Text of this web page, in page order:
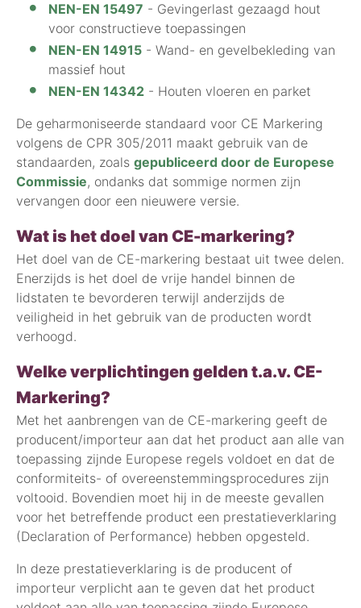
NEN-EN 15497 - Gevingerlast gezaagd hout
voor constructieve toepassingen
NEN-EN 14915 - Wand- en gevelbekleding van
massief hout
NEN-EN 14342 - Houten vloeren en parket
De geharmoniseerde standaard voor CE Markering
volgens de CPR 305/2011 maakt gebruik van de
standaarden, zoals gepubliceerd door de Europese
Commissie, ondanks dat sommige normen zijn
vervangen door een nieuwere versie.
Wat is het doel van CE-markering?
Het doel van de CE-markering bestaat uit twee delen.
Enerzijds is het doel de vrije handel binnen de
lidstaten te bevorderen terwijl anderzijds de
veiligheid in het gebruik van de producten wordt
verhoogd.
Welke verplichtingen gelden t.a.v. CE-
Markering?
Met het aanbrengen van de CE-markering geeft de
producent/importeur aan dat het product aan alle van
toepassing zijnde Europese regels voldoet en dat de
conformiteits- of overeenstemmingsprocedures zijn
voltooid. Bovendien moet hij in de meeste gevallen
voor het betreffende product een prestatieverklaring
(Declaration of Performance) hebben opgesteld.
In deze prestatieverklaring is de producent of
importeur verplicht aan te geven dat het product